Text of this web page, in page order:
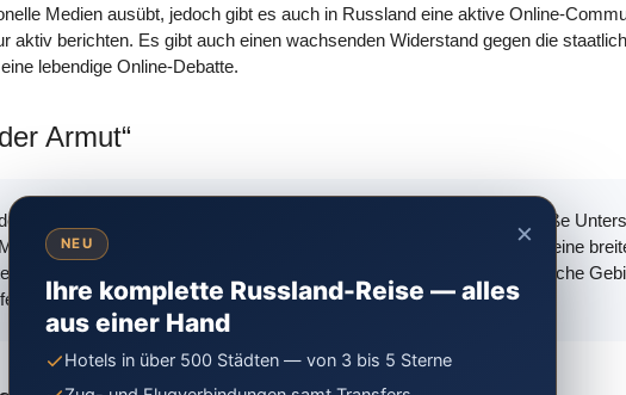
Medien ausübt, jedoch gibt es auch in Russland eine aktive Online-
aktiv berichten. Es gibt auch einen wachsenden Widerstand gegen die
lebendige Online-Debatte.
Armut“
extremen Armut ist, wird der Realität nicht gerecht. Zwar gibt es große
und St. Petersburg gibt es eine wohlhabende Mittelschicht und eine
vergleichbar mit anderen europäischen Metropolen, auch wenn ländliche
haben.
×
NEU
Ihre komplette Russland-Reise — alles
aus einer Hand
Hotels in über 500 Städten — von 3 bis 5 Sterne